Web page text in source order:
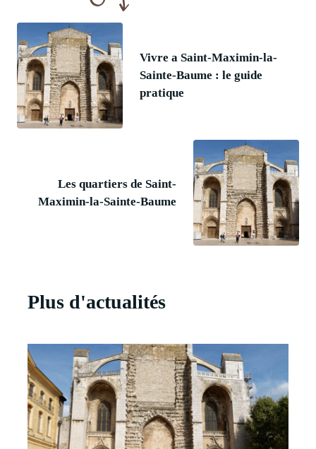
Vivre a Saint-Maximin-la-
Sainte-Baume : le guide
pratique
Les quartiers de Saint-
Maximin-la-Sainte-Baume
Plus d'actualités